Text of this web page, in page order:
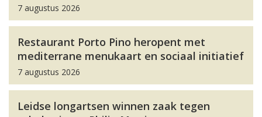
7 augustus 2026
Restaurant Porto Pino heropent met
mediterrane menukaart en sociaal initiatief
7 augustus 2026
Leidse longartsen winnen zaak tegen